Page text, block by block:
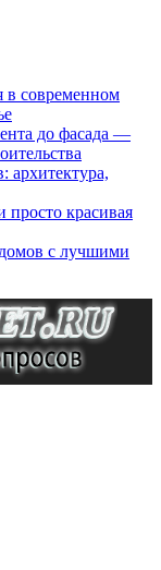
в современном
до фасада —
архитектура,
просто красивая
с лучшими